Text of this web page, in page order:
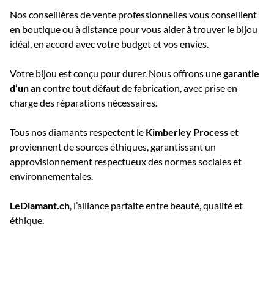
Nos conseillères de vente professionnelles vous conseillent
en boutique ou à distance pour vous aider à trouver le bijou
idéal, en accord avec votre budget et vos envies.
Votre bijou est conçu pour durer. Nous offrons unegarantie
d’un ancontre tout défaut de fabrication, avec prise en
charge des réparations nécessaires.
Tous nos diamants respectent le Kimberley Processet
proviennent de sources éthiques, garantissant un
approvisionnement respectueux des normes sociales et
environnementales.
LeDiamant.ch, l’alliance parfaite entre beauté, qualité et
éthique.